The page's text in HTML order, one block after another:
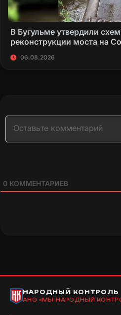
В Бугульме утвердили
реконструкции моста на
06.08.2026
0 КОММЕНТАРИЕВ
НАРОДНЫЙ КОНТРОЛЬ
АНО «МЫ-НАРОДНЫЙ